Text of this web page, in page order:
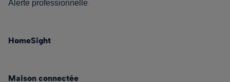
Alerte professionnelle
HomeSight
Maison connectée